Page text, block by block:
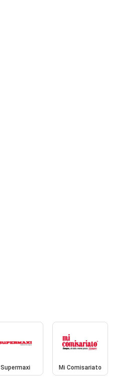
Supermaxi Mi Comisariato